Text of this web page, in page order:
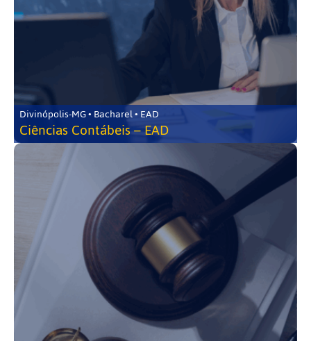
Divinópolis-MG • Bacharel • EAD
Ciências Contábeis – EAD